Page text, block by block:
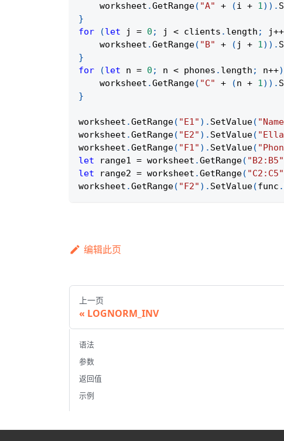
    worksheet
.GetRange( "A" + (i + 1) ) .
}
for
(let j = 0 ; j < clients . length ; j++
    worksheet
.GetRange( "B" + ( j + 1) ) .
}
for
(let n = 0 ; n < phones . length ; n++)
    worksheet
.GetRange( "C" + (n + 1) ) .
}
worksheet .GetRange( "E1" ) . SetValue(
worksheet .GetRange( "E2" ) . SetValue( "Ella
worksheet .GetRange( "F1" ) . SetValue(
let range1 = worksheet .GetRange( "B2:B5"
let range2 = worksheet .GetRange( "C2:C5"
worksheet .GetRange( "F2" ) . SetValue(func .
编辑此页
上一页
LOGNORM_INV
语法
参数
返回值
示例